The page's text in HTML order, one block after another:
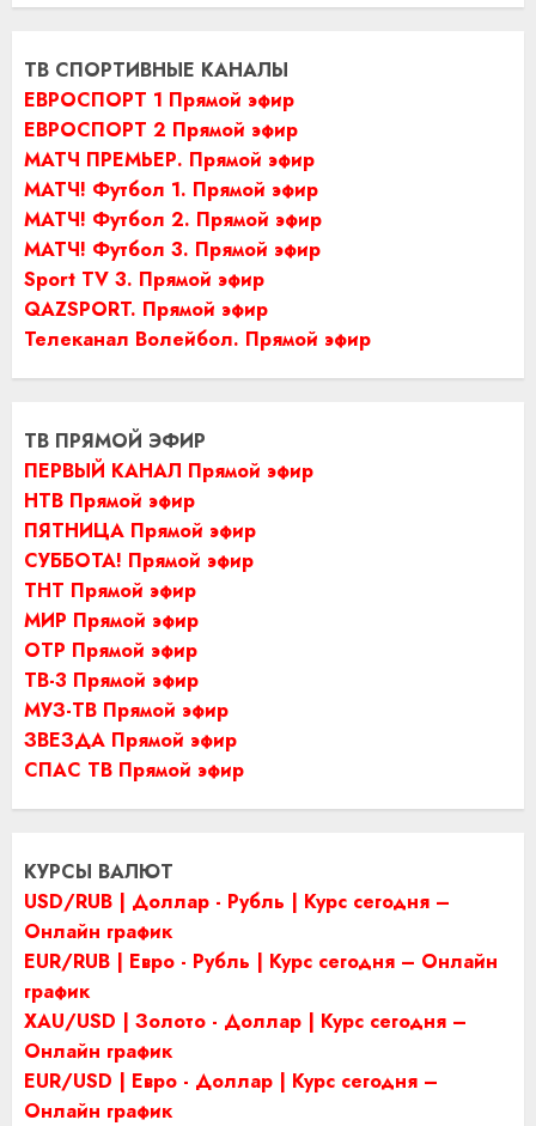
ТВ СПОРТИВНЫЕ КАНАЛЫ
ЕВРОСПОРТ 1 Прямой эфир
ЕВРОСПОРТ 2 Прямой эфир
МАТЧ ПРЕМЬЕР. Прямой эфир
МАТЧ! Футбол 1. Прямой эфир
МАТЧ! Футбол 2. Прямой эфир
МАТЧ! Футбол 3. Прямой эфир
Sport TV 3. Прямой эфир
QAZSPORT. Прямой эфир
Телеканал Волейбол. Прямой эфир
ТВ ПРЯМОЙ ЭФИР
ПЕРВЫЙ КАНАЛ Прямой эфир
НТВ Прямой эфир
ПЯТНИЦА Прямой эфир
СУББОТА! Прямой эфир
ТНТ Прямой эфир
МИР Прямой эфир
ОТР Прямой эфир
ТВ-3 Прямой эфир
МУЗ-ТВ Прямой эфир
ЗВЕЗДА Прямой эфир
СПАС ТВ Прямой эфир
КУРСЫ ВАЛЮТ
USD/RUB | Доллар - Рубль | Курс сегодня –
Онлайн график
EUR/RUB | Евро - Рубль | Курс сегодня – Онлайн
график
XAU/USD | Золото - Доллар | Курс сегодня –
Онлайн график
EUR/USD | Евро - Доллар | Курс сегодня –
Онлайн график